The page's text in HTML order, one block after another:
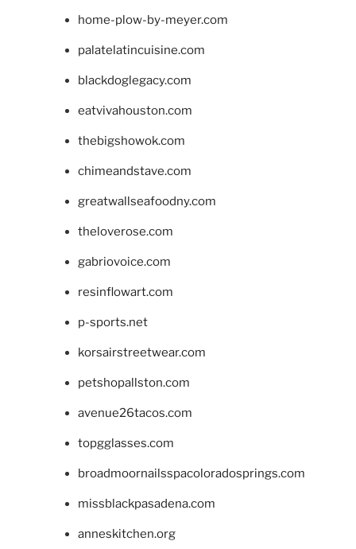
home-plow-by-meyer.com
palatelatincuisine.com
blackdoglegacy.com
eatvivahouston.com
thebigshowok.com
chimeandstave.com
greatwallseafoodny.com
theloverose.com
gabriovoice.com
resinflowart.com
p-sports.net
korsairstreetwear.com
petshopallston.com
avenue26tacos.com
topgglasses.com
broadmoornailsspacoloradosprings.com
missblackpasadena.com
anneskitchen.org